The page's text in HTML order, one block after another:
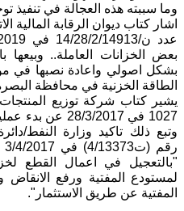
وما سببته هذه العجالة في تنفيذ
اشار كتاب ديوان الرقابة المالية
بعض الخزانات العاملة.. وبيعها
بشكل اصولي واعادة نصبها في
الطاقة الخزنية في محافظة
يشير كتاب شركة توزيع
وتبع ذلك تاكيد وزارة النفط/
"بالتعجيل في اعمال القطع
لمستودع المفتية ورفع الانقاض
المفتية عن طريق الاستثمار".